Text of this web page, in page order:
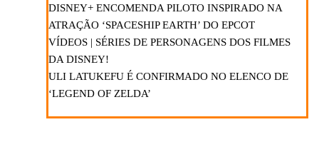
DISNEY+ ENCOMENDA PILOTO INSPIRADO NA
ATRAÇÃO ‘SPACESHIP EARTH’ DO EPCOT
VÍDEOS | SÉRIES DE PERSONAGENS DOS FILMES
DA DISNEY!
ULI LATUKEFU É CONFIRMADO NO ELENCO DE
‘LEGEND OF ZELDA’